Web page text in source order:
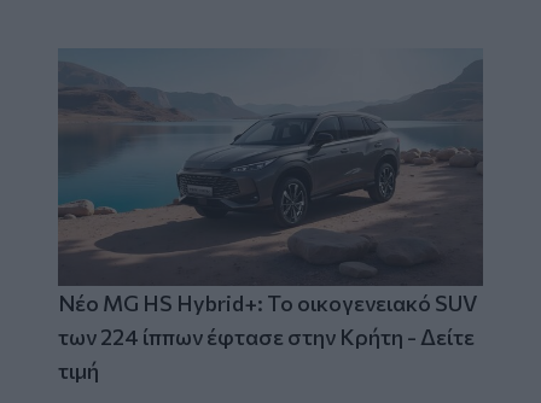
Νέο MG HS Hybrid+: Το οικογενειακό SUV
των 224 ίππων έφτασε στην Κρήτη - Δείτε
τιμή